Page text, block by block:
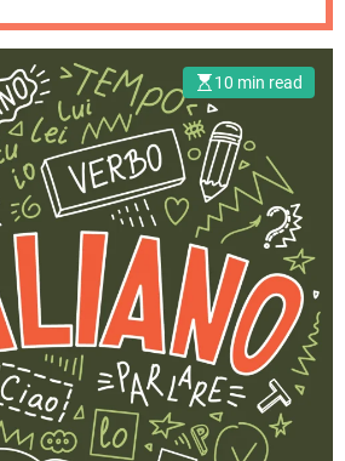
10 min read